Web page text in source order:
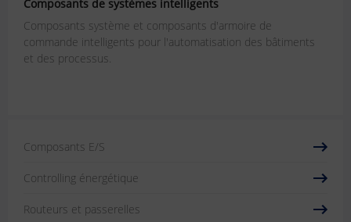
Composants de systèmes intelligents
Composants système et composants d'armoire de
commande intelligents pour l'automatisation des bâtiments
et des processus.
Composants E/S
Controlling énergétique
Routeurs et passerelles